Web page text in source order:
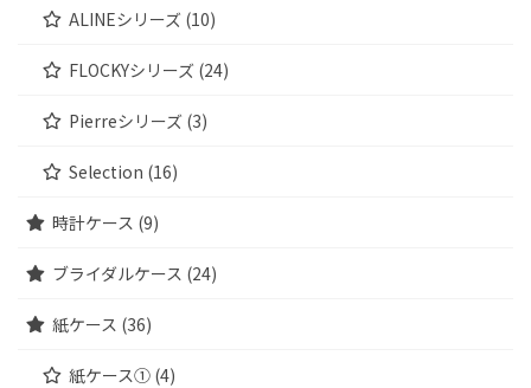
ALINEシリーズ (10)
FLOCKYシリーズ (24)
Pierreシリーズ (3)
Selection (16)
時計ケース (9)
ブライダルケース (24)
紙ケース (36)
紙ケース① (4)